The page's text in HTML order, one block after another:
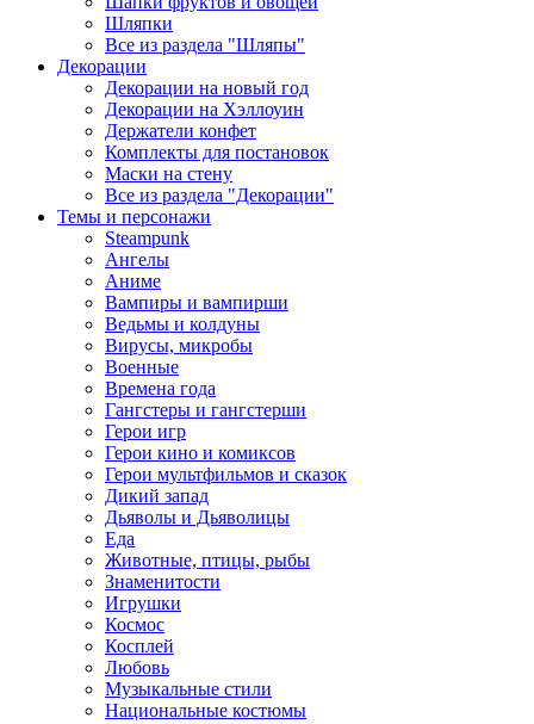
Шляпки
Все из раздела "Шляпы"
Декорации
Декорации на новый год
Декорации на Хэллоуин
Держатели конфет
Комплекты для постановок
Маски на стену
Все из раздела "Декорации"
Темы и персонажи
Steampunk
Ангелы
Аниме
Вампиры и вампирши
Ведьмы и колдуны
Вирусы, микробы
Военные
Времена года
Гангстеры и гангстерши
Герои игр
Герои кино и комиксов
Герои мультфильмов и сказок
Дикий запад
Дьяволы и Дьяволицы
Еда
Животные, птицы, рыбы
Знаменитости
Игрушки
Космос
Косплей
Любовь
Музыкальные стили
Национальные костюмы